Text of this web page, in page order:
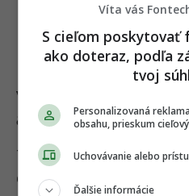
Väčší televízor
automaticky
Trend veľkých
ďalej. Ceny panelov
Víta vás
S cieľom
ako doteraz, podľa
tvoj
Personalizovaná
obsahu, prieskum
Uchovávanie alebo
Ďalšie informácie